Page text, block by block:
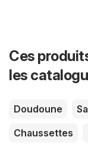
Ces
les
Doudoune
Chaussettes